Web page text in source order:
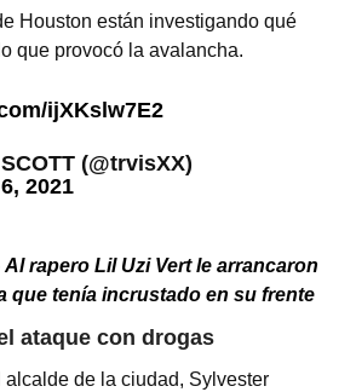
Houston están investigando qué
que provocó la avalancha.
ijXKslw7E2
(@trvisXX)
2021
Al rapero Lil Uzi Vert le arrancaron
que tenía incrustado en su frente
ataque con drogas
de la ciudad, Sylvester